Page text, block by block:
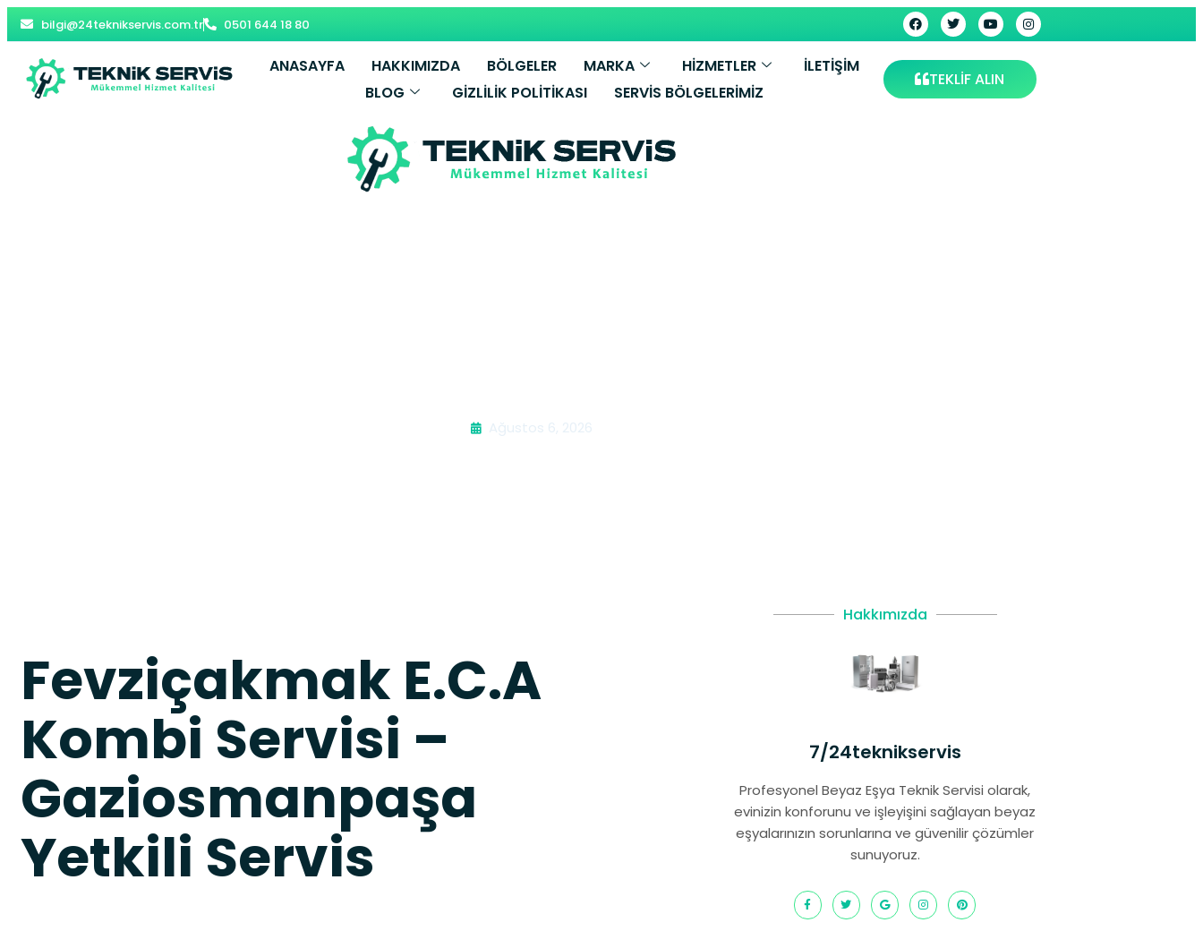
bilgi@24teknikservis.com.tr 0501 644 18 80
ANASAYFA HAKKIMIZDA BÖLGELER MARKA HİZMETLER
İLETIŞIM
BLOG
GIZLILIK POLITIKASI SERVIS BÖLGELERIMIZ
TEKLİF ALIN
Ağustos 6, 2026
Fevziçakmak E.C.A
Kombi Servisi –
Gaziosmanpaşa
Yetkili Servis
Hakkımızda
7/24teknikservis
Profesyonel Beyaz Eşya Teknik Servisi olarak,
evinizin konforunu ve işleyişini sağlayan beyaz
eşyalarınızın sorunlarına ve güvenilir çözümler
sunuyoruz.